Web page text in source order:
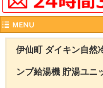
伊仙町 ダイキン自然
ンプ給湯機 貯湯ユニ